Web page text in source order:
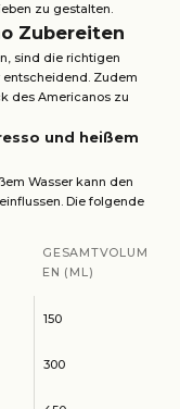
zu gestalten.
Zubereiten
sind die richtigen
entscheidend. Zudem
des Americanos zu
und heißem
Wasser kann den
Die folgende
GESAMTVOLUM
EN (ML)
150
300